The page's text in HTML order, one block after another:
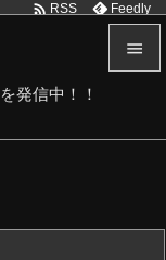
発信中！！

前へ
 RSS Feedly